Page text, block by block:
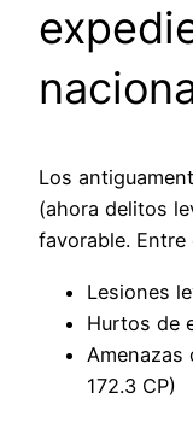
Los
(ahora delitos
favorable. Entre
Lesiones
Hurtos de
Amenazas
172.3 CP)